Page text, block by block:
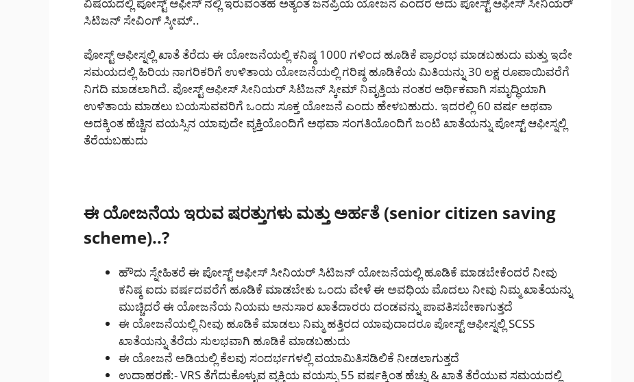
ಸಿಟಿಜನ್ ಸೇವಿಂಗ್ ಸ್ಕೀಮ್..
ಪೋಸ್ಟ್ ಆಫೀಸ್ನಲ್ಲಿ ಖಾತೆ ತೆರೆದು ಈ ಯೋಜನೆಯಲ್ಲಿ ಕನಿಷ್ಠ 1000 ಗಳಿಂದ ಹೂಡಿಕೆ ಪ್ರಾರಂಭ ಮಾಡಬಹುದು ಮತ್ತು ಇದೇ
ಸಮಯದಲ್ಲಿ ಹಿರಿಯ ನಾಗರಿಕರಿಗೆ ಉಳಿತಾಯ ಯೋಜನೆಯಲ್ಲಿ ಗರಿಷ್ಠ ಹೂಡಿಕೆಯ ಮಿತಿಯನ್ನು 30 ಲಕ್ಷ ರೂಪಾಯಿವರೆಗೆ
ನಿಗದಿ ಮಾಡಲಾಗಿದೆ. ಪೋಸ್ಟ್ ಆಫೀಸ್ ಸೀನಿಯರ್ ಸಿಟಿಜನ್ ಸ್ಕೀಮ್ ನಿವೃತ್ತಿಯ ನಂತರ ಆರ್ಥಿಕವಾಗಿ ಸಮೃದ್ಧಿಯಾಗಿ
ಉಳಿತಾಯ ಮಾಡಲು ಬಯಸುವವರಿಗೆ ಒಂದು ಸೂಕ್ತ ಯೋಜನೆ ಎಂದು ಹೇಳಬಹುದು. ಇದರಲ್ಲಿ 60 ವರ್ಷ ಅಥವಾ
ಅದಕ್ಕಿಂತ ಹೆಚ್ಚಿನ ವಯಸ್ಸಿನ ಯಾವುದೇ ವ್ಯಕ್ತಿಯೊಂದಿಗೆ ಅಥವಾ ಸಂಗತಿಯೊಂದಿಗೆ ಜಂಟಿ ಖಾತೆಯನ್ನು ಪೋಸ್ಟ್ ಆಫೀಸ್ನಲ್ಲಿ
ತೆರೆಯಬಹುದು
ಈ ಯೋಜನೆಯ ಇರುವ ಷರತ್ತುಗಳು ಮತ್ತು ಅರ್ಹತೆ (senior citizen saving
scheme)..?
ಹೌದು ಸ್ನೇಹಿತರೆ ಈ ಪೋಸ್ಟ್ ಆಫೀಸ್ ಸೀನಿಯರ್ ಸಿಟಿಜನ್ ಯೋಜನೆಯಲ್ಲಿ ಹೂಡಿಕೆ ಮಾಡಬೇಕೆಂದರೆ ನೀವು
ಕನಿಷ್ಠ ಐದು ವರ್ಷದವರೆಗೆ ಹೂಡಿಕೆ ಮಾಡಬೇಕು ಒಂದು ವೇಳೆ ಈ ಅವಧಿಯ ಮೊದಲು ನೀವು ನಿಮ್ಮ ಖಾತೆಯನ್ನು
ಮುಚ್ಚಿದರೆ ಈ ಯೋಜನೆಯ ನಿಯಮ ಅನುಸಾರ ಖಾತೆದಾರರು ದಂಡವನ್ನು ಪಾವತಿಸಬೇಕಾಗುತ್ತದೆ
ಈ ಯೋಜನೆಯಲ್ಲಿ ನೀವು ಹೂಡಿಕೆ ಮಾಡಲು ನಿಮ್ಮ ಹತ್ತಿರದ ಯಾವುದಾದರೂ ಪೋಸ್ಟ್ ಆಫೀಸ್ನಲ್ಲಿ SCSS
ಖಾತೆಯನ್ನು ತೆರೆದು ಸುಲಭವಾಗಿ ಹೂಡಿಕೆ ಮಾಡಬಹುದು
ಈ ಯೋಜನೆ ಅಡಿಯಲ್ಲಿ ಕೆಲವು ಸಂದರ್ಭಗಳಲ್ಲಿ ವಯಾಮಿತಿಸಡಿಲಿಕೆ ನೀಡಲಾಗುತ್ತದೆ
ಉದಾಹರಣೆ:- VRS ತೆಗೆದುಕೊಳ್ಳುವ ವ್ಯಕ್ತಿಯ ವಯಸ್ಸು 55 ವರ್ಷಕ್ಕಿಂತ ಹೆಚ್ಚು & ಖಾತೆ ತೆರೆಯುವ ಸಮಯದಲ್ಲಿ